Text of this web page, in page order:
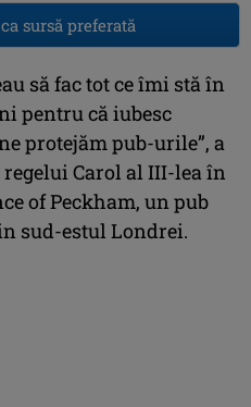
sursă preferată
să fac tot ce îmi stă în
pentru că iubesc
protejăm pub-urile”, a
Carol al III-lea în
of Peckham, un pub
sud-estul Londrei.